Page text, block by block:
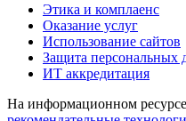
Этика и комплаенс
Оказание услуг
Использование сайтов
Защита персональных
ИТ аккредитация
На информационном